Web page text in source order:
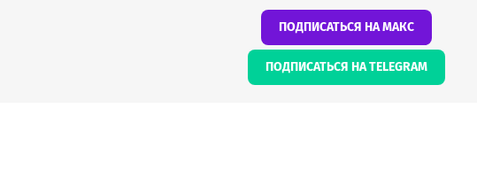
ПОДПИСАТЬСЯ НА МАКС
ПОДПИСАТЬСЯ НА TELEGRAM